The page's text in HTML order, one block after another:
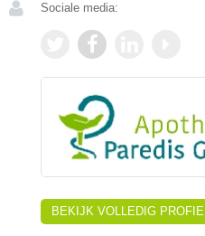
Sociale media:
BEKIJK VOLLEDIG PROFIEL